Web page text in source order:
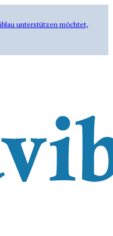
unterstützen möchtet,